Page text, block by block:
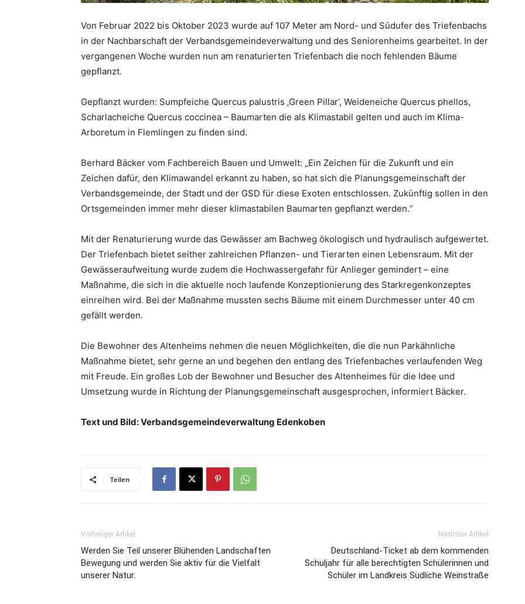
Von Februar 2022 bis Oktober 2023 wurde auf 107 Meter am Nord- und Südufer des Triefenbachs
in der Nachbarschaft der Verbandsgemeindeverwaltung und des Seniorenheims gearbeitet. In der
vergangenen Woche wurden nun am renaturierten Triefenbach die noch fehlenden Bäume
gepflanzt.
Gepflanzt wurden: Sumpfeiche Quercus palustris ‚Green Pillar‘, Weideneiche Quercus phellos,
Scharlacheiche Quercus coccinea – Baumarten die als Klimastabil gelten und auch im Klima-
Arboretum in Flemlingen zu finden sind.
Berhard Bäcker vom Fachbereich Bauen und Umwelt: „Ein Zeichen für die Zukunft und ein
Zeichen dafür, den Klimawandel erkannt zu haben, so hat sich die Planungsgemeinschaft der
Verbandsgemeinde, der Stadt und der GSD für diese Exoten entschlossen. Zukünftig sollen in den
Ortsgemeinden immer mehr dieser klimastabilen Baumarten gepflanzt werden.“
Mit der Renaturierung wurde das Gewässer am Bachweg ökologisch und hydraulisch aufgewertet.
Der Triefenbach bietet seither zahlreichen Pflanzen- und Tierarten einen Lebensraum. Mit der
Gewässeraufweitung wurde zudem die Hochwassergefahr für Anlieger gemindert – eine
Maßnahme, die sich in die aktuelle noch laufende Konzeptionierung des Starkregenkonzeptes
einreihen wird. Bei der Maßnahme mussten sechs Bäume mit einem Durchmesser unter 40 cm
gefällt werden.
Die Bewohner des Altenheims nehmen die neuen Möglichkeiten, die die nun Parkähnliche
Maßnahme bietet, sehr gerne an und begehen den entlang des Triefenbaches verlaufenden Weg
mit Freude. Ein großes Lob der Bewohner und Besucher des Altenheimes für die Idee und
Umsetzung wurde in Richtung der Planungsgemeinschaft ausgesprochen, informiert Bäcker.
Text und Bild: Verbandsgemeindeverwaltung Edenkoben
Teilen
Vorheriger Artikel
Werden Sie Teil unserer Blühenden Landschaften
Bewegung und werden Sie aktiv für die Vielfalt
unserer Natur.
Nächster Artikel
Deutschland-Ticket ab dem kommenden
Schuljahr für alle berechtigten Schülerinnen und
Schüler im Landkreis Südliche Weinstraße